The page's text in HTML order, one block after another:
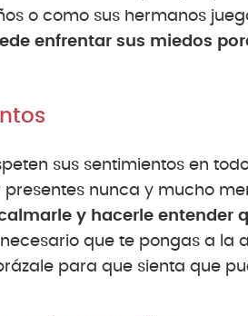
o como sus hermanos
enfrentar sus miedos
sus sentimientos en
nunca y mucho
y hacerle entender
que te pongas a la
para que sienta que